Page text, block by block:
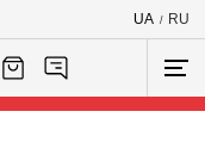
UA / RU